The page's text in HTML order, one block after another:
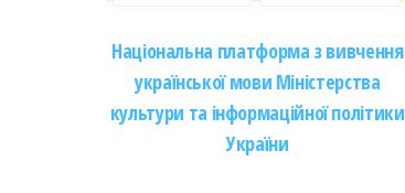
Національна платформа з вивчення
української мови Міністерства
культури та інформаційної політики
України